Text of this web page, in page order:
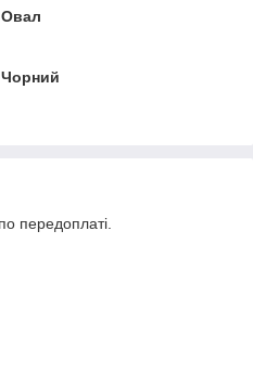
Овал
Чорний
передоплаті.